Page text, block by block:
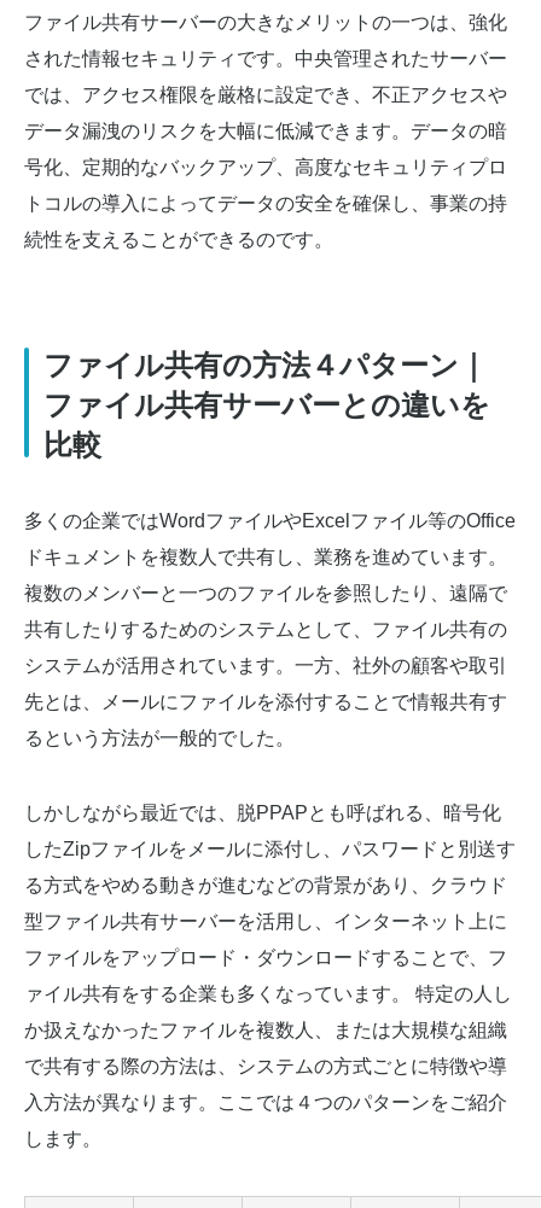
ファイル共有サーバーの大きなメリットの一つは、強化
された情報セキュリティです。中央管理されたサーバー
では、アクセス権限を厳格に設定でき、不正アクセスや
データ漏洩のリスクを大幅に低減できます。データの暗
号化、定期的なバックアップ、高度なセキュリティプロ
トコルの導入によってデータの安全を確保し、事業の持
続性を支えることができるのです。
ファイル共有の方法４パターン｜
ファイル共有サーバーとの違いを
比較
多くの企業ではWordファイルやExcelファイル等のOffice
ドキュメントを複数人で共有し、業務を進めています。
複数のメンバーと一つのファイルを参照したり、遠隔で
共有したりするためのシステムとして、ファイル共有の
システムが活用されています。一方、社外の顧客や取引
先とは、メールにファイルを添付することで情報共有す
るという方法が一般的でした。
しかしながら最近では、脱PPAPとも呼ばれる、暗号化
したZipファイルをメールに添付し、パスワードと別送す
る方式をやめる動きが進むなどの背景があり、クラウド
型ファイル共有サーバーを活用し、インターネット上に
ファイルをアップロード・ダウンロードすることで、フ
ァイル共有をする企業も多くなっています。 特定の人し
か扱えなかったファイルを複数人、または大規模な組織
で共有する際の方法は、システムの方式ごとに特徴や導
入方法が異なります。ここでは４つのパターンをご紹介
します。